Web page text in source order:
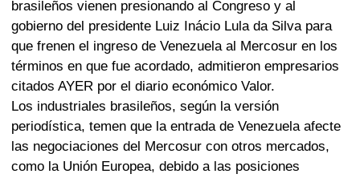
brasileños vienen presionando al Congreso y al
gobierno del presidente Luiz Inácio Lula da Silva para
que frenen el ingreso de Venezuela al Mercosur en los
términos en que fue acordado, admitieron empresarios
citados AYER por el diario económico Valor.
Los industriales brasileños, según la versión
periodística, temen que la entrada de Venezuela afecte
las negociaciones del Mercosur con otros mercados,
como la Unión Europea, debido a las posiciones